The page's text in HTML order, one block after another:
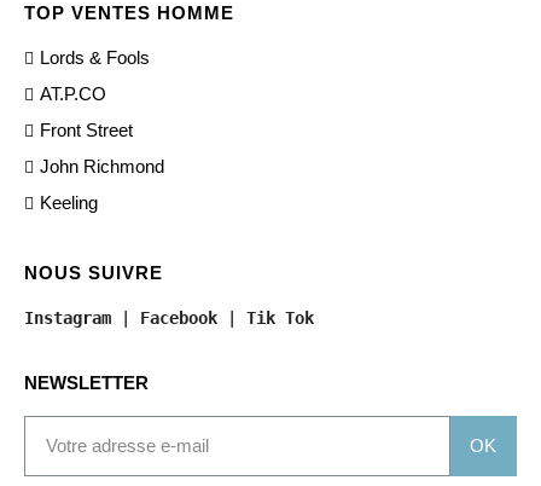
TOP VENTES HOMME
Lords & Fools
AT.P.CO
Front Street
John Richmond
Keeling
NOUS SUIVRE
Instagram | Facebook | Tik Tok
NEWSLETTER
OK